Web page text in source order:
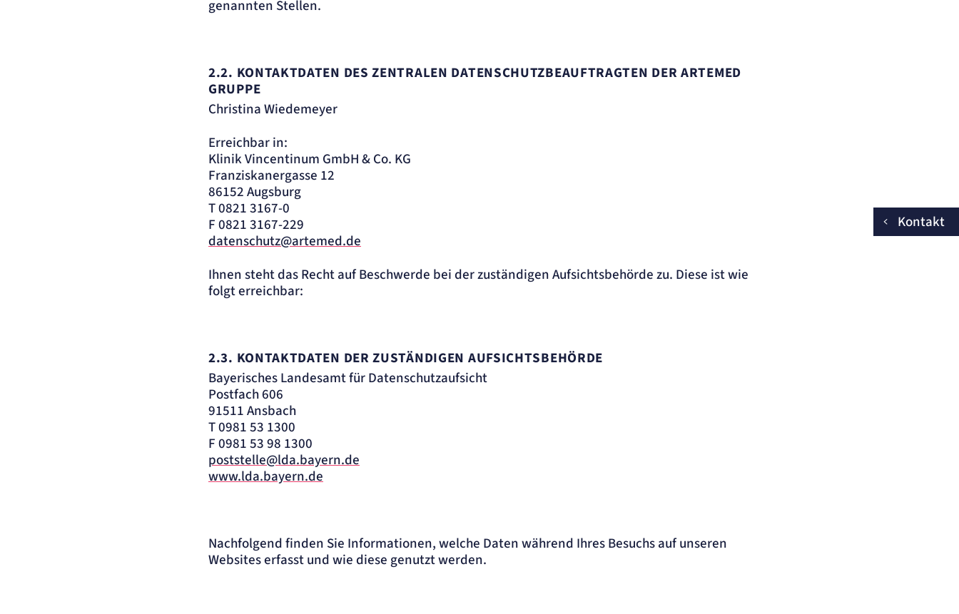
genannten Stellen.
2.2. KONTAKTDATEN DES ZENTRALEN DATENSCHUTZBEAUFTRAGTEN DER ARTEMED
GRUPPE
Christina Wiedemeyer
Erreichbar in:
Klinik Vincentinum GmbH & Co. KG
Franziskanergasse 12
86152 Augsburg
T 0821 3167-0
F 0821 3167-229
datenschutz@artemed.de
Ihnen steht das Recht auf Beschwerde bei der zuständigen Aufsichtsbehörde zu. Diese ist wie
folgt erreichbar:
2.3. KONTAKTDATEN DER ZUSTÄNDIGEN AUFSICHTSBEHÖRDE
Bayerisches Landesamt für Datenschutzaufsicht
Postfach 606
91511 Ansbach
T 0981 53 1300
F 0981 53 98 1300
poststelle@lda.bayern.de
www.lda.bayern.de
Nachfolgend finden Sie Informationen, welche Daten während Ihres Besuchs auf unseren
Websites erfasst und wie diese genutzt werden.
Kontakt